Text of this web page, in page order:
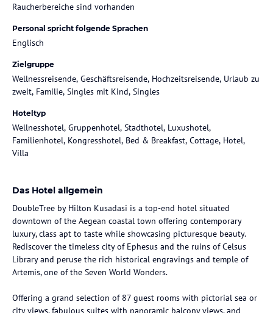
Raucherbereiche sind vorhanden
Personal spricht folgende Sprachen
Englisch
Zielgruppe
Wellnessreisende, Geschäftsreisende, Hochzeitsreisende, Urlaub zu
zweit, Familie, Singles mit Kind, Singles
Hoteltyp
Wellnesshotel, Gruppenhotel, Stadthotel, Luxushotel,
Familienhotel, Kongresshotel, Bed & Breakfast, Cottage, Hotel,
Villa
Das Hotel allgemein
DoubleTree by Hilton Kusadasi is a top-end hotel situated
downtown of the Aegean coastal town offering contemporary
luxury, class apt to taste while showcasing picturesque beauty.
Rediscover the timeless city of Ephesus and the ruins of Celsus
Library and peruse the rich historical engravings and temple of
Artemis, one of the Seven World Wonders.
Offering a grand selection of 87 guest rooms with pictorial sea or
city views, fabulous suites with panoramic balcony views, and